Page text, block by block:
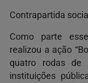
Contrapartida social
Como parte
realizou a ação
quatro rodas de
instituições